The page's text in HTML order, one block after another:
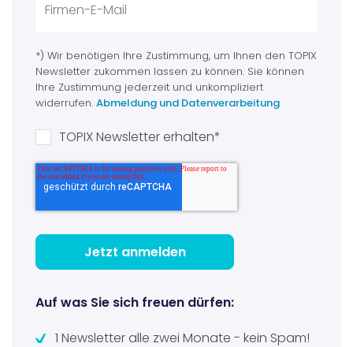
*) Wir benötigen Ihre Zustimmung, um Ihnen den TOPIX
Newsletter zukommen lassen zu können. Sie können
Ihre Zustimmung jederzeit und unkompliziert
widerrufen.Abmeldung und Datenverarbeitung
TOPIX Newsletter erhalten*
Auf was Sie sich freuen dürfen:
1 Newsletter alle zwei Monate - kein Spam!